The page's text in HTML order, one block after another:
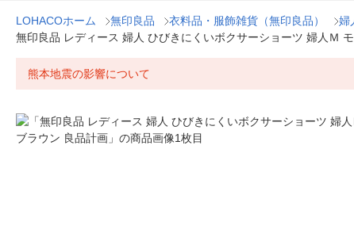
LOHACOホーム 無印良品 衣料品・服飾雑貨（無印良品） 婦
無印良品 レディース 婦人 ひびきにくいボクサーショーツ 婦人Ｍ
熊本地震の影響について